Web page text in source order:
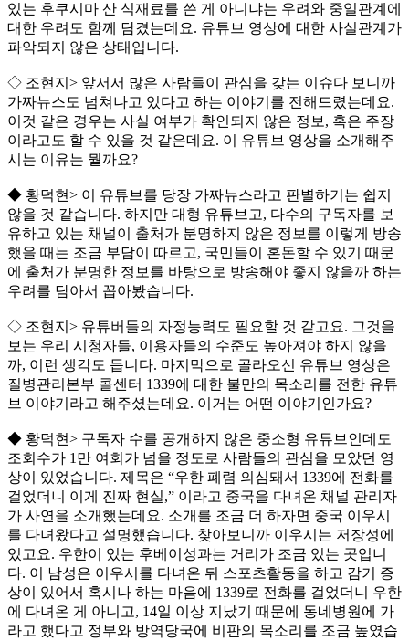
있는 후쿠시마 산 식재료를 쓴 게 아니냐는 우려와 중일관계에
대한 우려도 함께 담겼는데요. 유튜브 영상에 대한 사실관계가
파악되지 않은 상태입니다.
◇ 조현지> 앞서서 많은 사람들이 관심을 갖는 이슈다 보니까
가짜뉴스도 넘쳐나고 있다고 하는 이야기를 전해드렸는데요.
이것 같은 경우는 사실 여부가 확인되지 않은 정보, 혹은 주장
이라고도 할 수 있을 것 같은데요. 이 유튜브 영상을 소개해주
시는 이유는 뭘까요?
◆ 황덕현> 이 유튜브를 당장 가짜뉴스라고 판별하기는 쉽지
않을 것 같습니다. 하지만 대형 유튜브고, 다수의 구독자를 보
유하고 있는 채널이 출처가 분명하지 않은 정보를 이렇게 방송
했을 때는 조금 부담이 따르고, 국민들이 혼돈할 수 있기 때문
에 출처가 분명한 정보를 바탕으로 방송해야 좋지 않을까 하는
우려를 담아서 꼽아봤습니다.
◇ 조현지> 유튜버들의 자정능력도 필요할 것 같고요. 그것을
보는 우리 시청자들, 이용자들의 수준도 높아져야 하지 않을
까, 이런 생각도 듭니다. 마지막으로 골라오신 유튜브 영상은
질병관리본부 콜센터 1339에 대한 불만의 목소리를 전한 유튜
브 이야기라고 해주셨는데요. 이거는 어떤 이야기인가요?
◆ 황덕현> 구독자 수를 공개하지 않은 중소형 유튜브인데도
조회수가 1만 여회가 넘을 정도로 사람들의 관심을 모았던 영
상이 있었습니다. 제목은 “우한 폐렴 의심돼서 1339에 전화를
걸었더니 이게 진짜 현실,” 이라고 중국을 다녀온 채널 관리자
가 사연을 소개했는데요. 소개를 조금 더 하자면 중국 이우시
를 다녀왔다고 설명했습니다. 찾아보니까 이우시는 저장성에
있고요. 우한이 있는 후베이성과는 거리가 조금 있는 곳입니
다. 이 남성은 이우시를 다녀온 뒤 스포츠활동을 하고 감기 증
상이 있어서 혹시나 하는 마음에 1339로 전화를 걸었더니 우한
에 다녀온 게 아니고, 14일 이상 지났기 때문에 동네병원에 가
라고 했다고 정부와 방역당국에 비판의 목소리를 조금 높였습